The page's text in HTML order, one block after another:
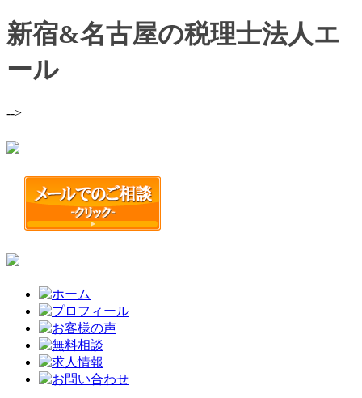
新宿&名古屋の税理士法人エ
ール
-->